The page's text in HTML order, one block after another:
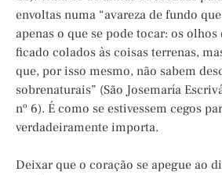
envoltas numa “avareza de fundo
apenas o que se pode tocar: os
ficado colados às coisas terrenas,
que, por isso mesmo, não sabem
sobrenaturais” (São Josemaría
nº 6). É como se estivessem cegos
verdadeiramente importa.
Deixar que o coração se apegue ao